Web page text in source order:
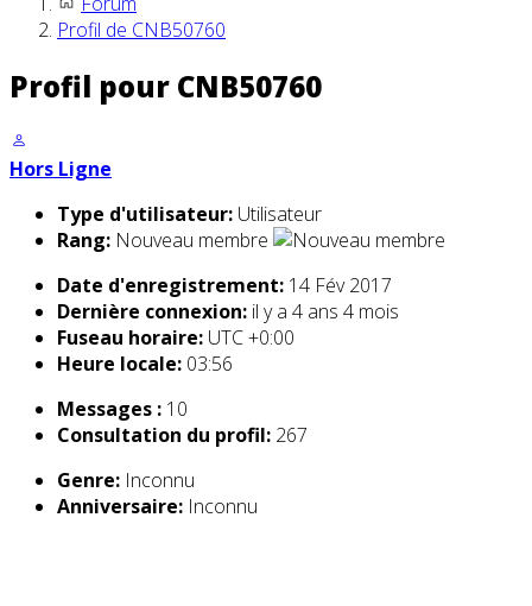
Profil de CNB50760
Profil pour CNB50760
Hors Ligne
Type d'utilisateur: Utilisateur
Rang: Nouveau membre
Date d'enregistrement: 14 Fév 2017
Dernière connexion: il y a 4 ans 4 mois
Fuseau horaire: UTC +0:00
Heure locale: 03:56
Messages : 10
Consultation du profil: 267
Genre: Inconnu
Anniversaire: Inconnu